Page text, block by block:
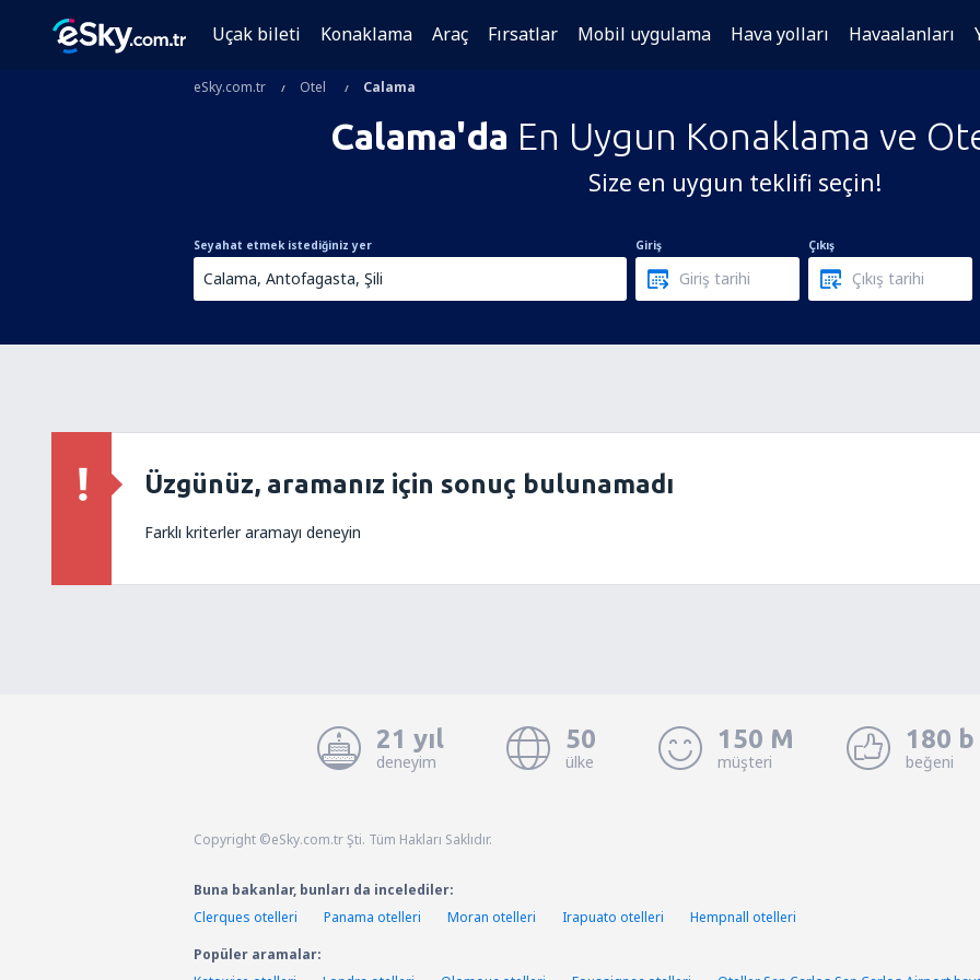
Uçak bileti Konaklama Araç Fırsatlar Mobil uygulama Hava yolları Havaalanları
eSky.com.tr Otel Calama
Calama'da En Uygun Konaklama ve
Size en uygun teklifi seçin!
Seyahat etmek istediğiniz yer Giriş Çıkış
Üzgünüz, aramanız için sonuç bulunamadı
Farklı kriterler aramayı deneyin
21 yıl
deneyim
50
ülke
150 M
müşteri
180 b
beğeni
Copyright ©eSky.com.tr Şti. Tüm Hakları Saklıdır.
Buna bakanlar, bunları da incelediler:
Clerques otelleri
Panama otelleri Moran otelleri Irapuato otelleri
Hempnall otelleri
Popüler aramalar: